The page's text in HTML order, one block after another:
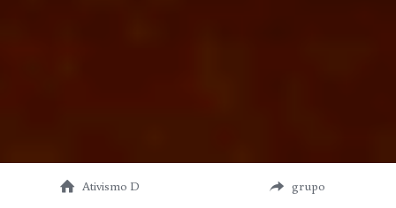
Ativismo D grupo